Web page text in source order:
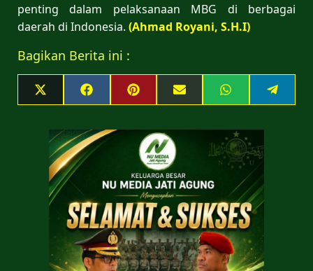
penting dalam pelaksanaan MBG di berbagai
daerah di Indonesia. (Ahmad Royani, S.H.I)
Bagikan Berita ini :